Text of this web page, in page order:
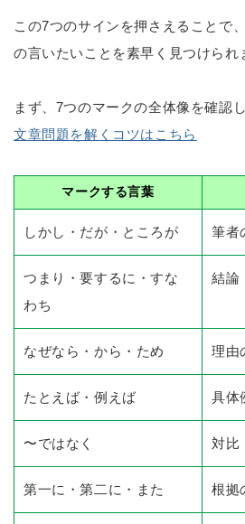
この7つのサインを押さえることで
の言いたいことを素早く見つけられ
まず、7つのマークの全体像を確認
文章問題を解くコツはこちら
マークする言葉
しかし・だが・ところが 筆者
つまり・要するに・すな
わち
結論
なぜなら・から・ため 理由
たとえば・例えば 具体
〜ではなく 対比
第一に・第二に・また 根拠